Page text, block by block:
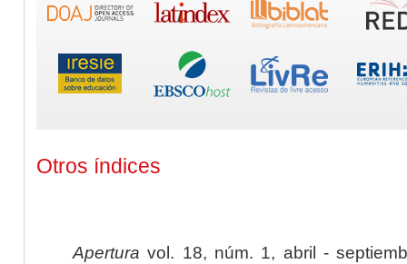
Otros índices
Apertura vol. 18, núm. 1, abril -